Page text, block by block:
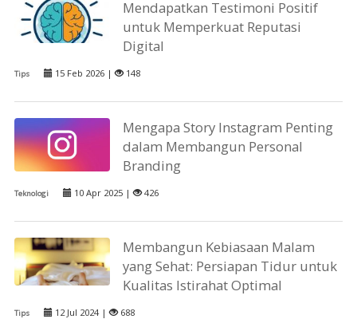
Mendapatkan Testimoni Positif
untuk Memperkuat Reputasi
Digital
Tips 15 Feb 2026 | 148
Mengapa Story Instagram Penting
dalam Membangun Personal
Branding
Teknologi 10 Apr 2025 | 426
Membangun Kebiasaan Malam
yang Sehat: Persiapan Tidur untuk
Kualitas Istirahat Optimal
Tips 12 Jul 2024 | 688